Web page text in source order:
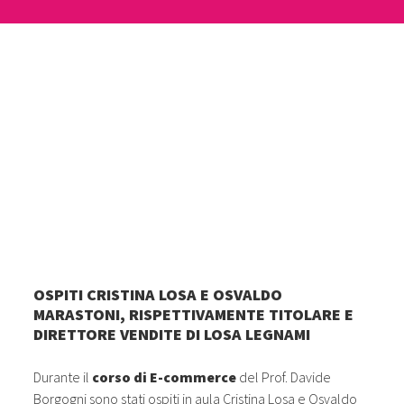
OSPITI CRISTINA LOSA E OSVALDO
MARASTONI, RISPETTIVAMENTE TITOLARE E
DIRETTORE VENDITE DI LOSA LEGNAMI
Durante il corso di E-commerce del Prof. Davide
Borgogni sono stati ospiti in aula Cristina Losa e Osvaldo